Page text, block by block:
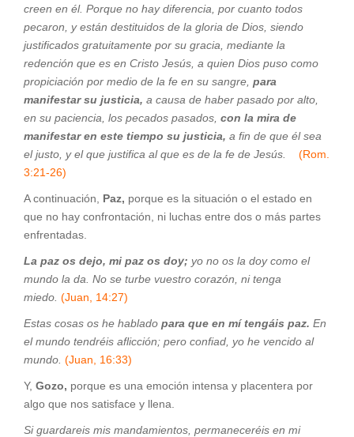
creen en él. Porque no hay diferencia, por cuanto todos
pecaron, y están destituidos de la gloria de Dios, siendo
justificados gratuitamente por su gracia, mediante la
redención que es en Cristo Jesús, a quien Dios puso como
propiciación por medio de la fe en su sangre, para
manifestar su justicia, a causa de haber pasado por alto,
en su paciencia, los pecados pasados, con la mira de
manifestar en este tiempo su justicia, a fin de que él sea
el justo, y el que justifica al que es de la fe de Jesús. (Rom.
3:21-26)
A continuación, Paz, porque es la situación o el estado en
que no hay confrontación, ni luchas entre dos o más partes
enfrentadas.
La paz os dejo, mi paz os doy; yo no os la doy como el
mundo la da. No se turbe vuestro corazón, ni tenga
miedo. (Juan, 14:27)
Estas cosas os he hablado para que en mí tengáis paz. En
el mundo tendréis aflicción; pero confiad, yo he vencido al
mundo. (Juan, 16:33)
Y, Gozo, porque es una emoción intensa y placentera por
algo que nos satisface y llena.
Si guardareis mis mandamientos, permaneceréis en mi